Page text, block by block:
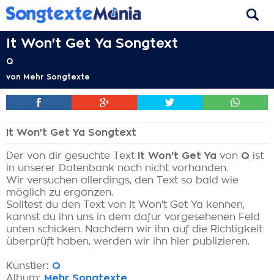
It Won't Get Ya Songtext
Q
von Mehr Songtexte
It Won't Get Ya Songtext
Der von dir gesuchte Text It Won't Get Ya von Q ist
in unserer Datenbank noch nicht vorhanden.
Wir versuchen allerdings, den Text so bald wie
möglich zu ergänzen.
Solltest du den Text von It Won't Get Ya kennen,
kannst du ihn uns in dem dafür vorgesehenen Feld
unten schicken. Nachdem wir ihn auf die Richtigkeit
überprüft haben, werden wir ihn hier publizieren.
Künstler: Q